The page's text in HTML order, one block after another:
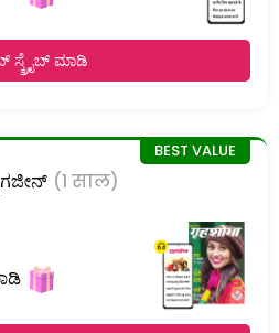
ಸ್ಕ್ರೈಬ್ ಮಾಡಿ
(1 साल)